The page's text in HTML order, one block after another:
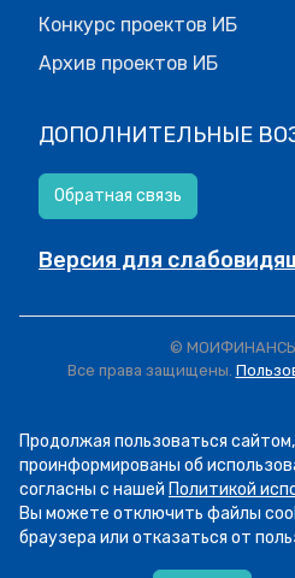
Конкурс проектов ИБ
Архив проектов ИБ
ДОПОЛНИТЕЛЬНЫЕ
Обратная связь
Версия для
©
Все права защищены.
Продолжая пользоваться
проинформированы об
согласны с нашей Политикой
Вы можете отключить файлы
браузера или отказаться от